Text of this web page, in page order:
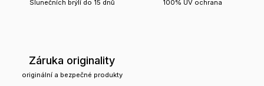
Slunečních brýlí do 15 dnů 100% UV ochrana
Záruka originality
originální a bezpečné produkty